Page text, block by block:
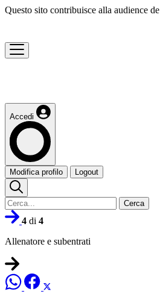
Questo sito contribuisce alla audience de
Accedi
Modifica profilo Logout
Cerca
4 di 4
Allenatore e subentrati